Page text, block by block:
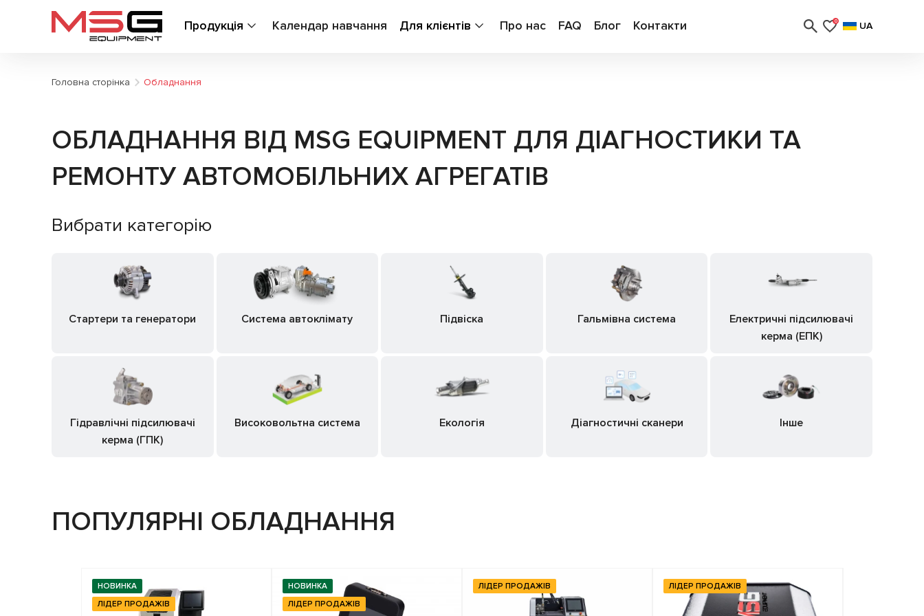
Продукція Календар навчання Для клієнтів Про нас FAQ Блог Контакти 0 UA
Головна сторінка Обладнання
ОБЛАДНАННЯ ВІД MSG EQUIPMENT ДЛЯ ДІАГНОСТИКИ ТА
РЕМОНТУ АВТОМОБІЛЬНИХ АГРЕГАТІВ
Вибрати категорію
Стартери та генератори Система автоклімату Підвіска Гальмівна система
Електричні підсилювачі
керма (ЕПК)
Гідравлічні підсилювачі
керма (ГПК)
Високовольтна система Екологія Діагностичні сканери Інше
ПОПУЛЯРНІ ОБЛАДНАННЯ
НОВИНКА
ЛІДЕР ПРОДАЖІВ
НОВИНКА
ЛІДЕР ПРОДАЖІВ
ЛІДЕР ПРОДАЖІВ ЛІДЕР ПРОДАЖІВ